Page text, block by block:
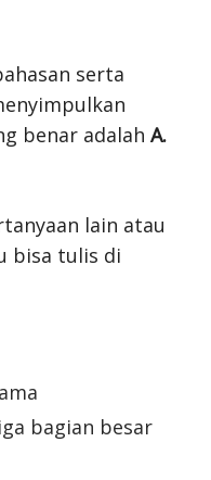
serta
benar adalah A.
lain atau
bisa tulis di
bagian besar